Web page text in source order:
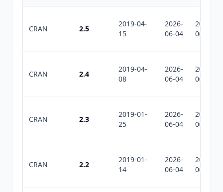
CRAN 2.5
2019-04-
15
2026-
06-04
2026-
06-04
CRAN 2.4
2019-04-
08
2026-
06-04
2026-
06-04
CRAN 2.3
2019-01-
25
2026-
06-04
2026-
06-04
CRAN 2.2
2019-01-
14
2026-
06-04
2026-
06-04